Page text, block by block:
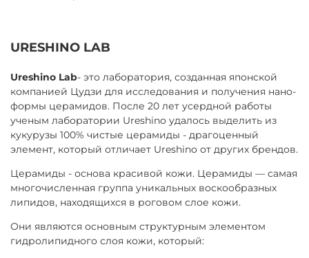
URESHINO LAB
Ureshino Lab- это лаборатория, созданная японской
компанией Цудзи для исследования и получения нано-
формы церамидов. После 20 лет усердной работы
ученым лаборатории Ureshino удалось выделить из
кукурузы 100% чистые церамиды - драгоценный
элемент, который отличает Ureshino от других брендов.
Церамиды - основа красивой кожи. Церамиды — самая
многочисленная группа уникальных воскообразных
липидов, находящихся в роговом слое кожи.
Они являются основным структурным элементом
гидролипидного слоя кожи, который: